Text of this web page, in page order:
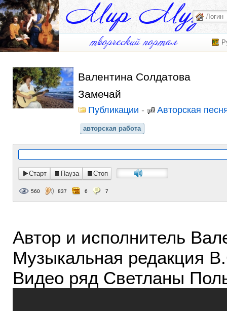
Валентина Солдатова
Замечай
Публикации - Авторская
авторская работа
Старт Пауза Стоп
560 837 6 7
Автор и исполнитель
Музыкальная редакция
Видео ряд Светланы